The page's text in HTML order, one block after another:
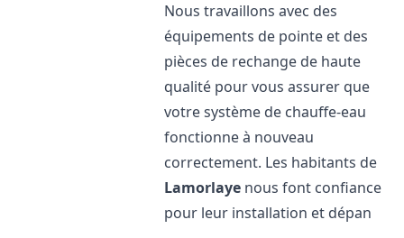
Nous travaillons avec des
équipements de pointe et des
pièces de rechange de haute
qualité pour vous assurer que
votre système de chauffe-eau
fonctionne à nouveau
correctement. Les habitants de
Lamorlaye nous font confiance
pour leur installation et dépan